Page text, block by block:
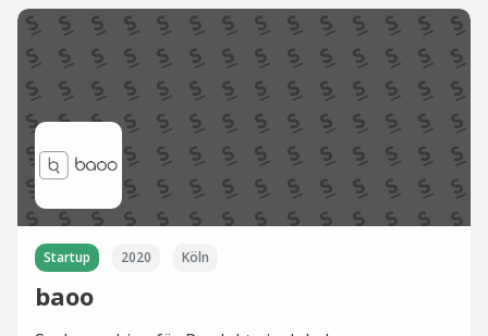
Startup 2020 Köln
baoo